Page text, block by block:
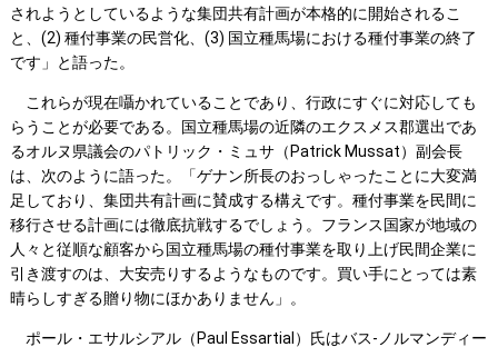
されようとしているような集団共有計画が本格的に開始されるこ
と、(2) 種付事業の民営化、(3) 国立種馬場における種付事業の終了
です」と語った。
これらが現在囁かれていることであり、行政にすぐに対応しても
らうことが必要である。国立種馬場の近隣のエクスメス郡選出であ
るオルヌ県議会のパトリック・ミュサ（Patrick Mussat）副会長
は、次のように語った。「ゲナン所長のおっしゃったことに大変満
足しており、集団共有計画に賛成する構えです。種付事業を民間に
移行させる計画には徹底抗戦するでしょう。フランス国家が地域の
人々と従順な顧客から国立種馬場の種付事業を取り上げ民間企業に
引き渡すのは、大安売りするようなものです。買い手にとっては素
晴らしすぎる贈り物にほかありません」。
ポール・エサルシアル（Paul Essartial）氏はバス-ノルマンディー